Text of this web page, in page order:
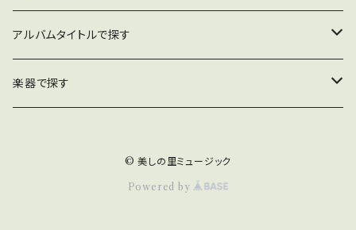
そろお休み時間へ。「明日もみんなを楽しませよ
うね」（ライナーノーツより）パーカッション／梯
アルバムタイトルで探す
美しの里〜四季
楽器で探す
© 美しの里ミュージック
Powered by